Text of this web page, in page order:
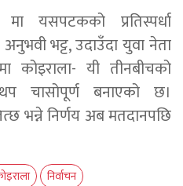
यसपटकको प्रतिस्पर्धा
भट्ट, उदाउँदा युवा नेता
कोइराला- यी तीनबीचको
थप चासोपूर्ण बनाएको छ।
भन्ने निर्णय अब मतदानपछि
निर्वाचन